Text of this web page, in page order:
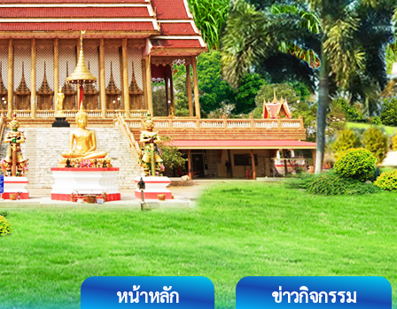
หน้าหลัก ข่าวกิจกรรม